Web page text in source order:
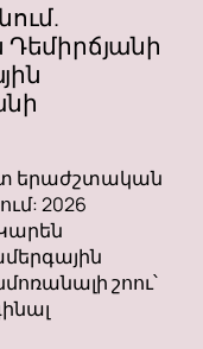
երաժշտական
2026
շոու՝